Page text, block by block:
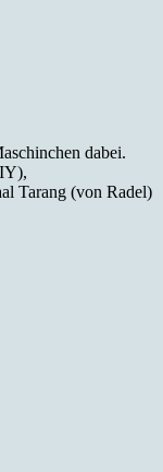
dabei.
Tarang (von Radel)